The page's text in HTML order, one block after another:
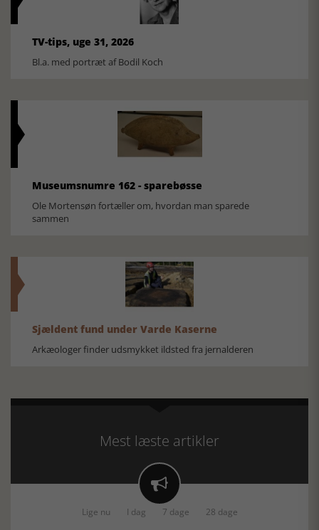
TV-tips, uge 31, 2026
Bl.a. med portræt af Bodil Koch
Museumsnumre 162 - sparebøsse
Ole Mortensøn fortæller om, hvordan man sparede
sammen
Sjældent fund under Varde Kaserne
Arkæologer finder udsmykket ildsted fra jernalderen
Mest læste artikler

Lige nu I dag 7 dage 28 dage